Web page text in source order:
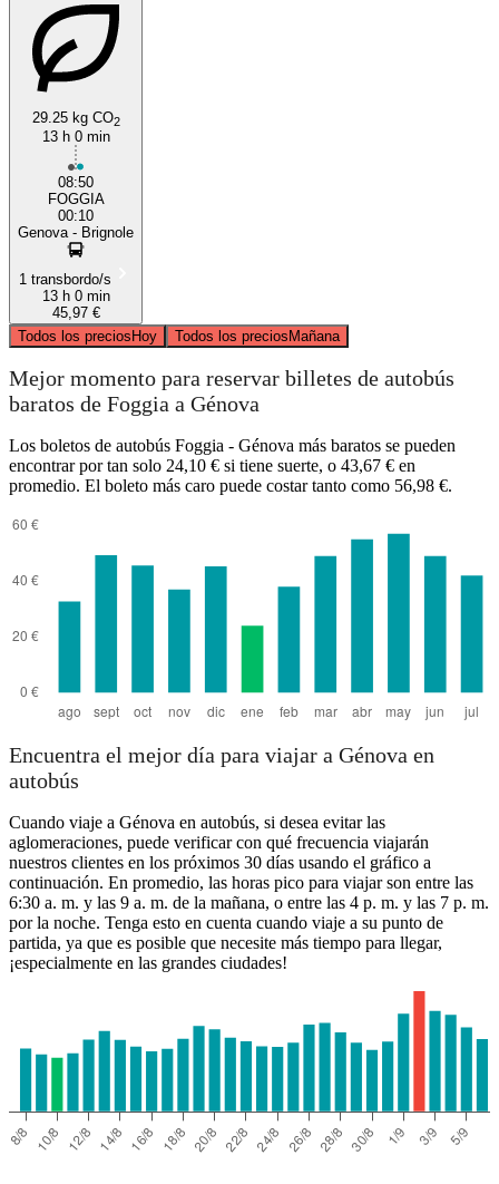
29.25 kg CO2
13 h 0 min
08:50
FOGGIA
00:10
Genova - Brignole
1 transbordo/s
13 h 0 min
45,97 €
Todos los preciosHoy Todos los preciosMañana
Mejor momento para reservar billetes de autobús
baratos de Foggia a Génova
Los boletos de autobús Foggia - Génova más baratos se pueden
encontrar por tan solo 24,10 € si tiene suerte, o 43,67 € en
promedio. El boleto más caro puede costar tanto como 56,98 €.
Encuentra el mejor día para viajar a Génova en
autobús
Cuando viaje a Génova en autobús, si desea evitar las
aglomeraciones, puede verificar con qué frecuencia viajarán
nuestros clientes en los próximos 30 días usando el gráfico a
continuación. En promedio, las horas pico para viajar son entre las
6:30 a. m. y las 9 a. m. de la mañana, o entre las 4 p. m. y las 7 p. m.
por la noche. Tenga esto en cuenta cuando viaje a su punto de
partida, ya que es posible que necesite más tiempo para llegar,
¡especialmente en las grandes ciudades!